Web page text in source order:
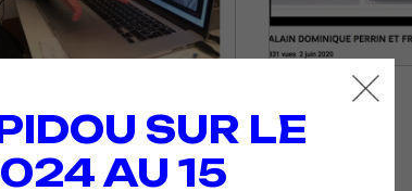
SUR LE
AU 15